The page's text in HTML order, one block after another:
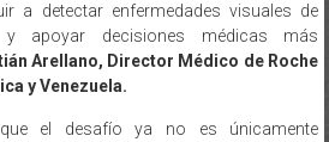
a detectar enfermedades visuales de
apoyar decisiones médicas más
Arellano, Director Médico de Roche
y Venezuela.
el desafío ya no es únicamente